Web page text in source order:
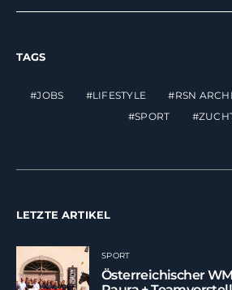
TAGS
JOBS LIFESTYLE RSN
SPORT
LETZTE ARTIKEL
SPORT
Österreichischer